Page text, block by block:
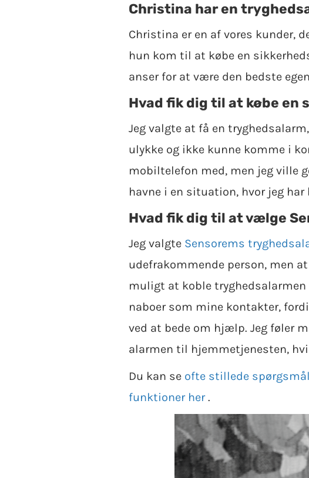
Christina har en
Christina er en af ​​vores kunder,
hun kom til at købe en
anser for at være den bedste
Hvad fik dig til at købe en
Jeg valgte at få en
ulykke og ikke kunne komme i
mobiltelefon med, men jeg ville
havne i en situation, hvor jeg
Hvad fik dig til at vælge
Jeg valgte Sensorems
udefrakommende person, men
muligt at koble
naboer som mine kontakter,
ved at bede om hjælp. Jeg føler
alarmen til hjemmetjenesten,
Du kan se ofte stillede
funktioner her.